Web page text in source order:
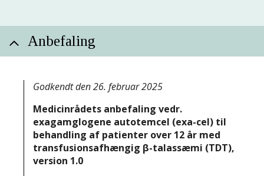
Anbefaling
Godkendt den 26. februar 2025
Medicinrådets anbefaling vedr.
exagamglogene autotemcel (exa-cel) til
behandling af patienter over 12 år med
transfusionsafhængig β-talassæmi (TDT),
version 1.0